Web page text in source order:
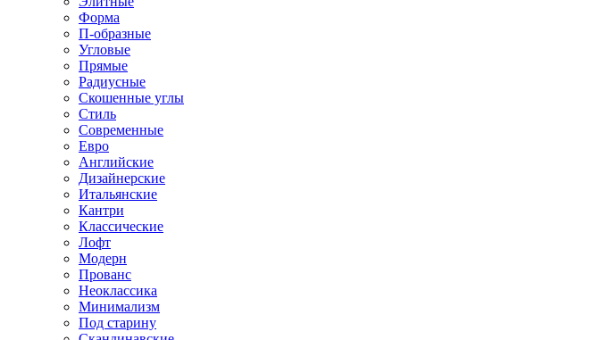
Форма
П-образные
Угловые
Прямые
Радиусные
Скошенные углы
Стиль
Современные
Евро
Английские
Дизайнерские
Итальянские
Кантри
Классические
Лофт
Модерн
Прованс
Неоклассика
Минимализм
Под старину